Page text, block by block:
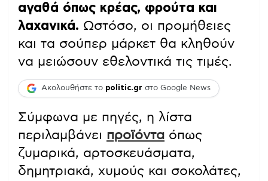
αγαθά όπως κρέας, φρούτα και
λαχανικά. Ωστόσο, οι προμήθειες
και τα σούπερ μάρκετ θα κληθούν
να μειώσουν εθελοντικά τις τιμές.
Ακολουθήστε το politic.gr στο Google News
Σύμφωνα με πηγές, η λίστα
περιλαμβάνει προϊόντα όπως
ζυμαρικά, αρτοσκευάσματα,
δημητριακά, χυμούς και σοκολάτες,